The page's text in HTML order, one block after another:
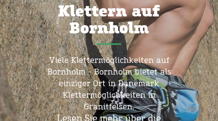
Klettern auf
Bornholm
Viele Klettermöglichkeiten auf
Bornholm - Bornholm bietet als
einziger Ort in Dänemark
Klettermöglichkeiten in
Granitfelsen.
Lesen Sie mehr über die